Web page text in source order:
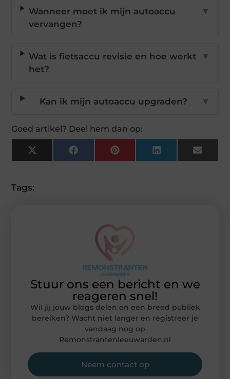
Wanneer moet ik mijn autoaccu
vervangen?
▼
Wat is fietsaccu revisie en hoe werkt
het?
▼
Kan ik mijn autoaccu upgraden? ▼
Goed artikel? Deel hem dan op:
X
(Twitter)
FacebookPinterestLinkedInEmail
Tags:
Stuur ons een bericht en we
reageren snel!
Wil jij jouw blogs delen en een breed publiek
bereiken? Wacht niet langer en registreer je
vandaag nog op
Remonstrantenleeuwarden.nl
Neem contact op